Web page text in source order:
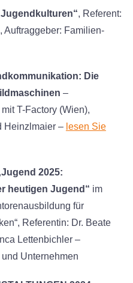
, Referent:
Auftraggeber: Familien-
Die
–
T-Factory (Wien),
Heinzlmaier – lesen Sie
2025:
heutigen Jugend“ im
für
Referentin: Dr. Beate
Lettenbichler –
Unternehmen